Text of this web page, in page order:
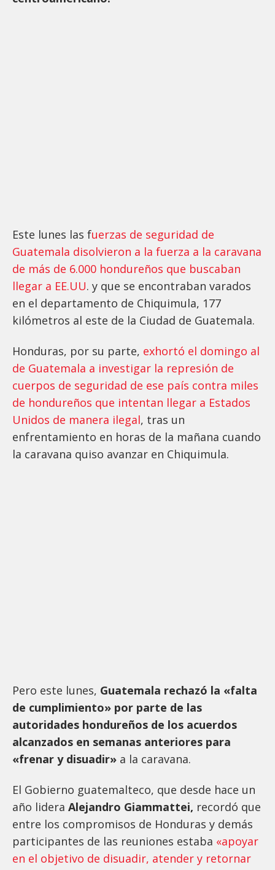
Este lunes las fuerzas de seguridad de
Guatemala disolvieron a la fuerza a la caravana
de más de 6.000 hondureños que buscaban
llegar a EE.UU. y que se encontraban varados
en el departamento de Chiquimula, 177
kilómetros al este de la Ciudad de Guatemala.
Honduras, por su parte, exhortó el domingo al
de Guatemala a investigar la represión de
cuerpos de seguridad de ese país contra miles
de hondureños que intentan llegar a Estados
Unidos de manera ilegal, tras un
enfrentamiento en horas de la mañana cuando
la caravana quiso avanzar en Chiquimula.
Pero este lunes, Guatemala rechazó la «falta
de cumplimiento» por parte de las
autoridades hondureños de los acuerdos
alcanzados en semanas anteriores para
«frenar y disuadir» a la caravana.
El Gobierno guatemalteco, que desde hace un
año lidera Alejandro Giammattei, recordó que
entre los compromisos de Honduras y demás
participantes de las reuniones estaba «apoyar
en el objetivo de disuadir, atender y retornar